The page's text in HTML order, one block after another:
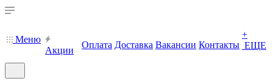
Меню
Акции
Оплата Доставка Вакансии Контакты
+
ЕЩЕ